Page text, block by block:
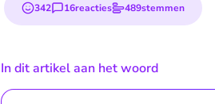
342
emojis16reacties 489stemmen
In dit artikel aan het woord